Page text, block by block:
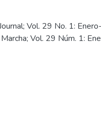
Vol. 29 No. 1:
Vol. 29 Núm. 1: